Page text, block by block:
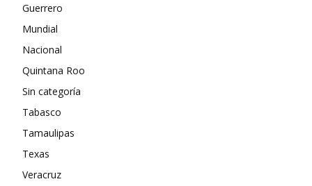
Guerrero
Mundial
Nacional
Quintana Roo
Sin categoría
Tabasco
Tamaulipas
Texas
Veracruz